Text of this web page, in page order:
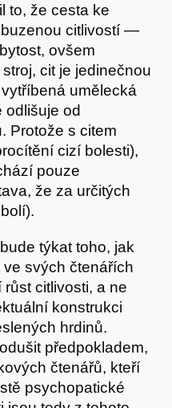
to, že cesta ke
citlivostí —
ovšem
cit je jedinečnou
umělecká
odlišuje od
Protože s citem
cizí bolesti),
pouze
že za určitých
týkat toho, jak
svých čtenářích
citlivosti, a ne
konstrukci
hrdinů.
předpokladem,
čtenářů, kteří
psychopatické